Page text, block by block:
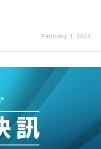
February 1, 2023